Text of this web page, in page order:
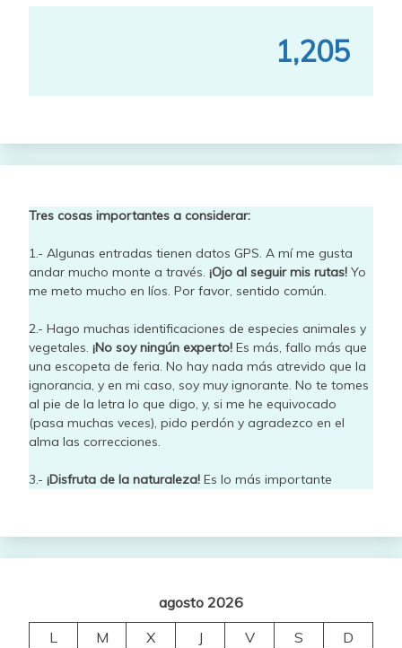
1,205
Tres cosas importantes a considerar:
1.- Algunas entradas tienen datos GPS. A mí me gusta
andar mucho monte a través. ¡Ojo al seguir mis rutas! Yo
me meto mucho en líos. Por favor, sentido común.
2.- Hago muchas identificaciones de especies animales y
vegetales. ¡No soy ningún experto! Es más, fallo más que
una escopeta de feria. No hay nada más atrevido que la
ignorancia, y en mi caso, soy muy ignorante. No te tomes
al pie de la letra lo que digo, y, si me he equivocado
(pasa muchas veces), pido perdón y agradezco en el
alma las correcciones.
3.- ¡Disfruta de la naturaleza! Es lo más importante
agosto 2026
L
M X J V S
D